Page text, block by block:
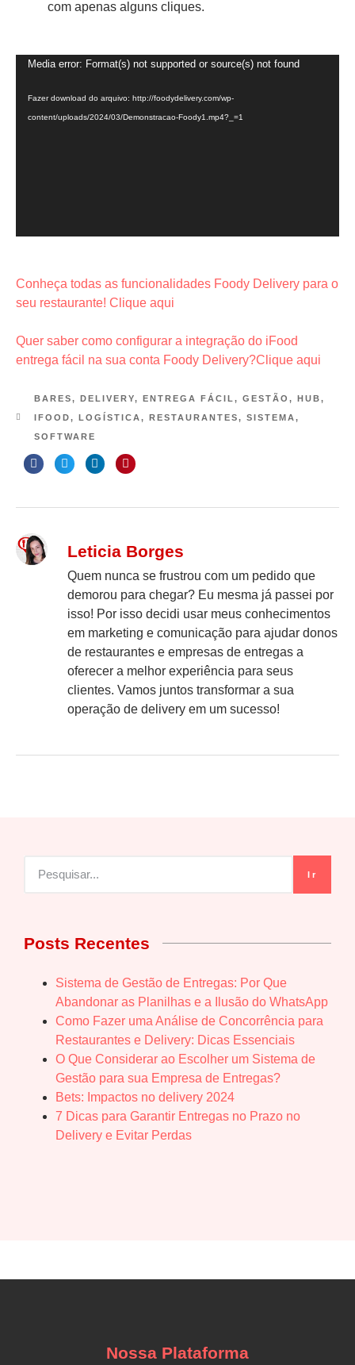
com apenas alguns cliques.
Tocador
vídeo
Media error: Format(s) not supported or source(s) not found
Fazer download do arquivo: http://foodydelivery.com/wp-
content/uploads/2024/03/Demonstracao-Foody1.mp4?_=1
Conheça todas as funcionalidades Foody Delivery para o
seu restaurante! Clique aqui
Quer saber como configurar a integração do iFood
entrega fácil na sua conta Foody Delivery?Clique aqui
BARES, DELIVERY, ENTREGA FÁCIL , GESTÃO , HUB,
IFOOD, LOGÍSTICA , RESTAURANTES, SISTEMA ,
SOFTWARE
Leticia Borges
Quem nunca se frustrou com um pedido que
demorou para chegar? Eu mesma já passei por
isso! Por isso decidi usar meus conhecimentos
em marketing e comunicação para ajudar donos
de restaurantes e empresas de entregas a
oferecer a melhor experiência para seus
clientes. Vamos juntos transformar a sua
operação de delivery em um sucesso!
Ir
Posts Recentes
Sistema de Gestão de Entregas: Por Que
Abandonar as Planilhas e a Ilusão do WhatsApp
Como Fazer uma Análise de Concorrência para
Restaurantes e Delivery: Dicas Essenciais
O Que Considerar ao Escolher um Sistema de
Gestão para sua Empresa de Entregas?
Bets: Impactos no delivery 2024
7 Dicas para Garantir Entregas no Prazo no
Delivery e Evitar Perdas
Nossa Plataforma